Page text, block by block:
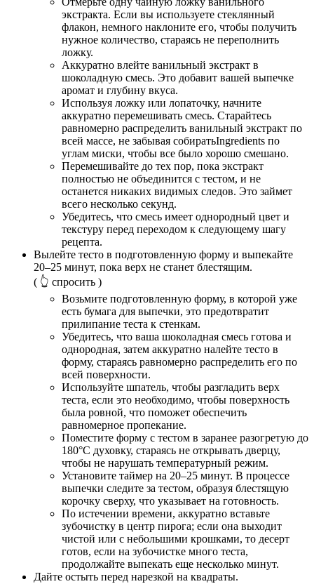
экстракта. Если вы используете стеклянный
флакон, немного наклоните его, чтобы получить
нужное количество, стараясь не переполнить
ложку.
Аккуратно влейте ванильный экстракт в
шоколадную смесь. Это добавит вашей выпечке
аромат и глубину вкуса.
Используя ложку или лопаточку, начните
аккуратно перемешивать смесь. Старайтесь
равномерно распределить ванильный экстракт по
всей массе, не забывая собиратьIngredients по
углам миски, чтобы все было хорошо смешано.
Перемешивайте до тех пор, пока экстракт
полностью не объединится с тестом, и не
останется никаких видимых следов. Это займет
всего несколько секунд.
Убедитесь, что смесь имеет однородный цвет и
текстуру перед переходом к следующему шагу
рецепта.
Вылейте тесто в подготовленную форму и выпекайте
20–25 минут, пока верх не станет блестящим.
( 👆 спросить )
Возьмите подготовленную форму, в которой уже
есть бумага для выпечки, это предотвратит
прилипание теста к стенкам.
Убедитесь, что ваша шоколадная смесь готова и
однородная, затем аккуратно налейте тесто в
форму, стараясь равномерно распределить его по
всей поверхности.
Используйте шпатель, чтобы разгладить верх
теста, если это необходимо, чтобы поверхность
была ровной, что поможет обеспечить
равномерное пропекание.
Поместите форму с тестом в заранее разогретую до
180°C духовку, стараясь не открывать дверцу,
чтобы не нарушать температурный режим.
Установите таймер на 20–25 минут. В процессе
выпечки следите за тестом, образуя блестящую
корочку сверху, что указывает на готовность.
По истечении времени, аккуратно вставьте
зубочистку в центр пирога; если она выходит
чистой или с небольшими крошками, то десерт
готов, если на зубочистке много теста,
продолжайте выпекать еще несколько минут.
Дайте остыть перед нарезкой на квадраты.